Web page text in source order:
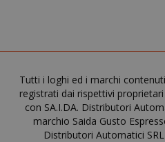
Tutti i loghi ed i marchi
registrati dai rispettivi
con SA.I.DA. Distributori
marchio Saida Gusto
Distributori Automatici
mage-messages